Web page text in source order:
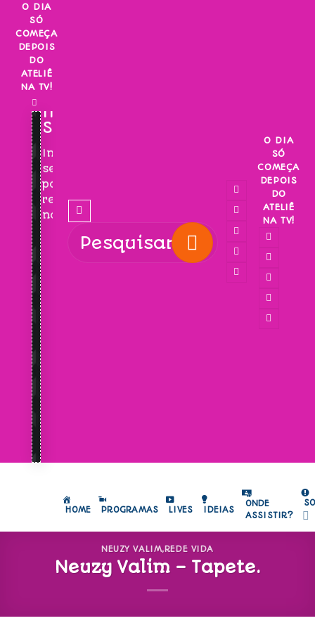
Skip
content
O DIA
SÓ
COMEÇA
DEPOIS
DO
ATELIÊ
NA TV!
INSCREVA-
SE!
Inscreva-
se
para
receber
novidades!
O DIA
SÓ
COMEÇA
DEPOIS
DO
ATELIÊ
NA TV!
HOME PROGRAMAS LIVES IDEIAS
ONDE
ASSISTIR?
NEUZY VALIM,REDE VIDA
Neuzy Valim – Tapete.